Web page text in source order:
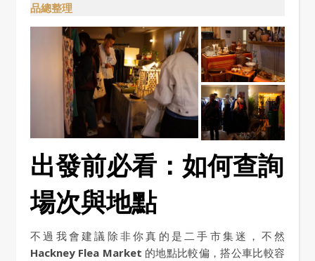
品總整理
出發前必看：如何查詢
場次與地點
不過我會建議除非你真的是二手市集迷，不然
Hackney Flea Market 的地點比較偏，搭公車比較容